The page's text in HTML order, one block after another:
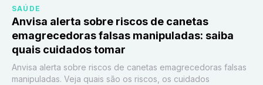
SAÚDE
Anvisa alerta sobre riscos de canetas
emagrecedoras falsas manipuladas: saiba
quais cuidados tomar
Anvisa alerta sobre riscos de canetas emagrecedoras falsas
manipuladas. Veja quais são os riscos, os cuidados